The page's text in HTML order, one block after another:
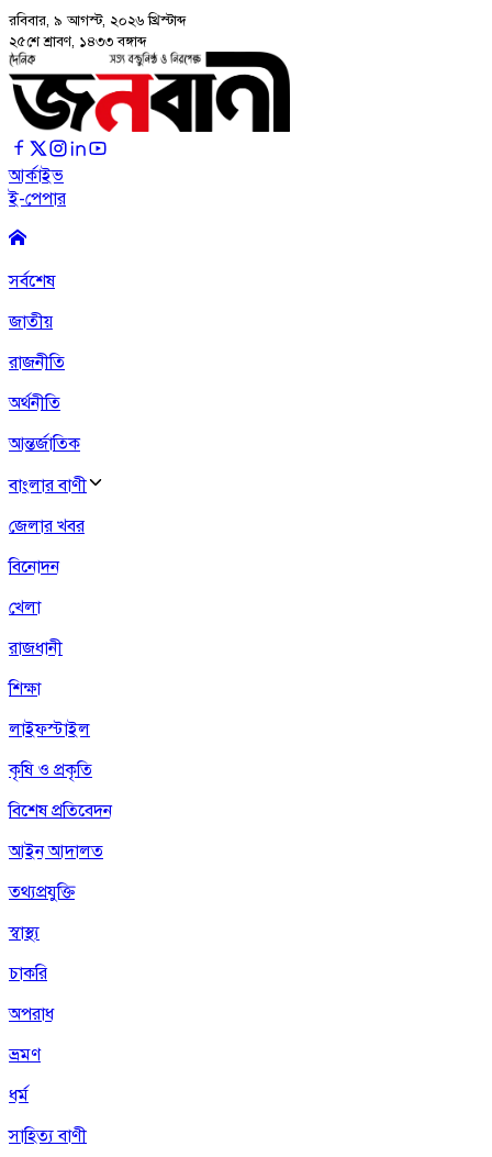
রবিবার, ৯ আগস্ট, ২০২৬ খ্রিস্টাব্দ
২৫শে শ্রাবণ, ১৪৩৩ বঙ্গাব্দ
আর্কাইভ
ই-পেপার
সর্বশেষ
জাতীয়
রাজনীতি
অর্থনীতি
আন্তর্জাতিক
বাংলার বাণী
জেলার খবর
বিনোদন
খেলা
রাজধানী
শিক্ষা
লাইফস্টাইল
কৃষি ও প্রকৃতি
বিশেষ প্রতিবেদন
আইন আদালত
তথ্যপ্রযুক্তি
স্বাস্থ্য
চাকরি
অপরাধ
ভ্রমণ
ধর্ম
সাহিত্য বাণী